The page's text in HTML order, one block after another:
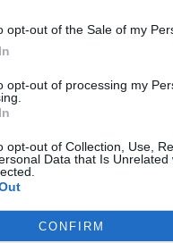
opt-out of the Sale of my
opt-out of processing my
opt-out of Collection, Use,
Data that Is
CONFIRM
przy okazji tytuł
of the year
5Sps1vf28B